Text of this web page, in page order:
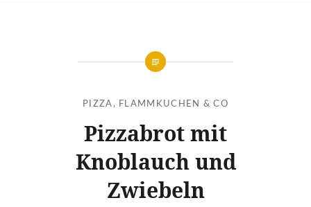
PIZZA, FLAMMKUCHEN & CO
Pizzabrot mit
Knoblauch und
Zwiebeln